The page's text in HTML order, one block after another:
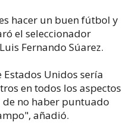
hacer un buen fútbol y
el seleccionador
Fernando Súarez.
Unidos sería
en todos los aspectos
no haber puntuado
añadió.